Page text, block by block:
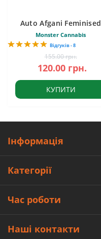
Auto Afgani Feminised
Monster Cannabis
Відгуків - 8
155.00 грн.
120.00 грн.
КУПИТИ
Інформація
Категорії
Час роботи
Наші контакти